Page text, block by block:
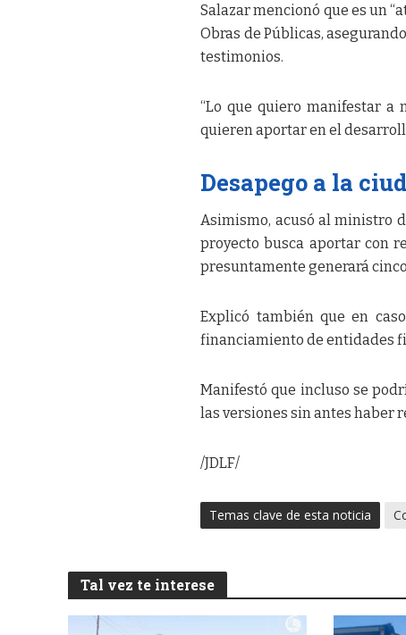
Salazar mencionó que es un
Obras de Públicas,
testimonios.
“Lo que quiero manifestar a
quieren aportar en el
Desapego a la
Asimismo, acusó al ministro
proyecto busca aportar con
presuntamente generará
Explicó también que en
financiamiento de entidades
Manifestó que incluso se
las versiones sin antes haber
/JDLF/
Temas clave de esta noticia
Tal vez te interese